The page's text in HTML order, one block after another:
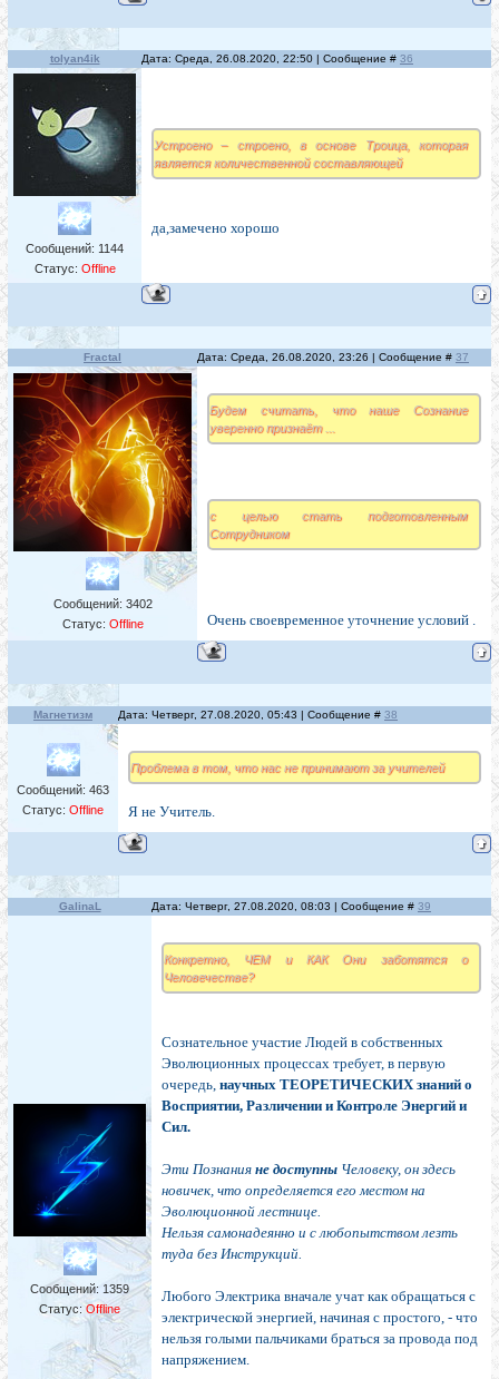
tolyan4ik Дата: Среда, 26.08.2020, 22:50 | Сообщение # 36
Сообщений: 1144
Статус: Offline
Устроено – строено, в основе Троица, которая
является количественной составляющей
да,замечено хорошо
Fractal Дата: Среда, 26.08.2020, 23:26 | Сообщение # 37
Сообщений: 3402
Статус: Offline
Будем считать, что наше Сознание
уверенно признаёт ...
с целью стать подготовленным
Сотрудником
Очень своевременное уточнение условий .
Магнетизм Дата: Четверг, 27.08.2020, 05:43 | Сообщение # 38
Сообщений: 463
Статус: Offline
Проблема в том, что нас не принимают за учителей
Я не Учитель.
GalinaL Дата: Четверг, 27.08.2020, 08:03 | Сообщение # 39
Сообщений: 1359
Статус: Offline
Конкретно, ЧЕМ и КАК Они заботятся о
Человечестве?
Сознательное участие Людей в собственных
Эволюционных процессах требует, в первую
очередь, научных ТЕОРЕТИЧЕСКИХ знаний о
Восприятии, Различении и Контроле Энергий и
Сил.
Эти Познания не доступны Человеку, он здесь
новичек, что определяется его местом на
Эволюционной лестнице.
Нельзя самонадеянно и с любопытством лезть
туда без Инструкций.
Любого Электрика вначале учат как обращаться с
электрической энергией, начиная с простого, - что
нельзя голыми пальчиками браться за провода под
напряжением.